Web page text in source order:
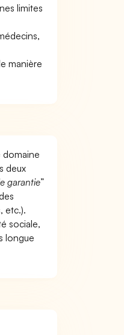
limites
manière
domaine
deux
garantie”
etc.).
sociale,
longue